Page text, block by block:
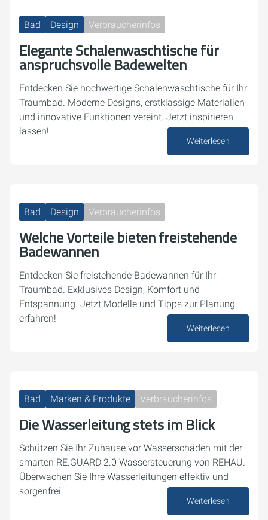
Bad Design Verbraucherinfos
Elegante Schalenwaschtische für
anspruchsvolle Badewelten
Entdecken Sie hochwertige Schalenwaschtische für Ihr
Traumbad. Moderne Designs, erstklassige Materialien
und innovative Funktionen vereint. Jetzt inspirieren
lassen!
Weiterlesen
Bad Design Verbraucherinfos
Welche Vorteile bieten freistehende
Badewannen
Entdecken Sie freistehende Badewannen für Ihr
Traumbad. Exklusives Design, Komfort und
Entspannung. Jetzt Modelle und Tipps zur Planung
erfahren!
Weiterlesen
Bad Marken & Produkte Verbraucherinfos
Die Wasserleitung stets im Blick
Schützen Sie Ihr Zuhause vor Wasserschäden mit der
smarten RE.GUARD 2.0 Wassersteuerung von REHAU.
Überwachen Sie Ihre Wasserleitungen effektiv und
sorgenfrei
Weiterlesen